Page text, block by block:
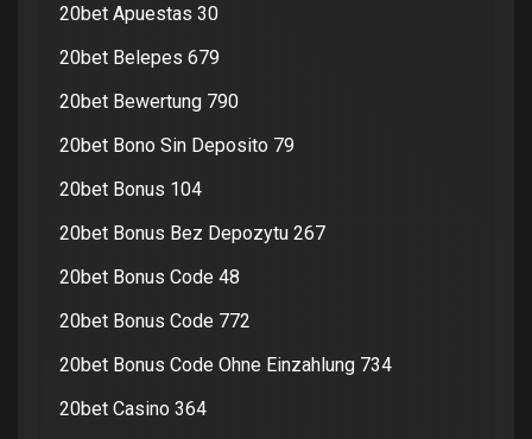
20bet Apuestas 30
20bet Belepes 679
20bet Bewertung 790
20bet Bono Sin Deposito 79
20bet Bonus 104
20bet Bonus Bez Depozytu 267
20bet Bonus Code 48
20bet Bonus Code 772
20bet Bonus Code Ohne Einzahlung 734
20bet Casino 364